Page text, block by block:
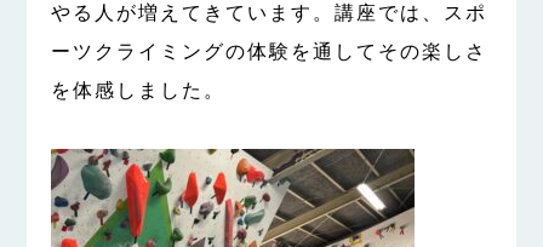
やる人が増えてきています。講座では、スポ
ーツクライミングの体験を通してその楽しさ
を体感しました。